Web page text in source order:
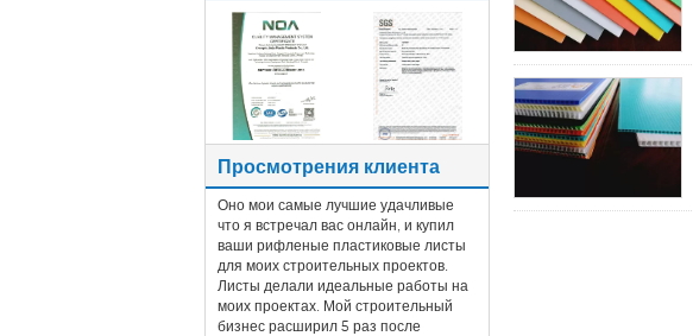
Просмотрения клиента
Оно мои самые лучшие удачливые
что я встречал вас онлайн, и купил
ваши рифленые пластиковые листы
для моих строительных проектов.
Листы делали идеальные работы на
моих проектах. Мой строительный
бизнес расширил 5 раз после